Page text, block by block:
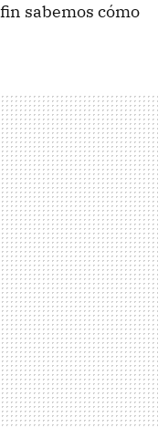
sabemos cómo